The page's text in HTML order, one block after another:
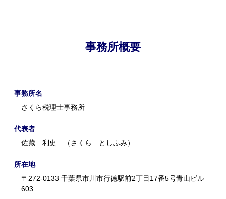
事務所概要
事務所名
さくら税理士事務所
代表者
佐藏 利史 （さくら としふみ）
所在地
〒272-0133 千葉県市川市行徳駅前2丁目17番5号青山ビル
603